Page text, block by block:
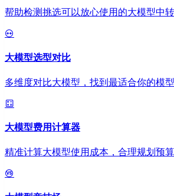
帮助检测挑选可以放心使用的大模型中
大模型选型对比
多维度对比大模型，找到最适合你的模型
大模型费用计算器
精准计算大模型使用成本，合理规划预算